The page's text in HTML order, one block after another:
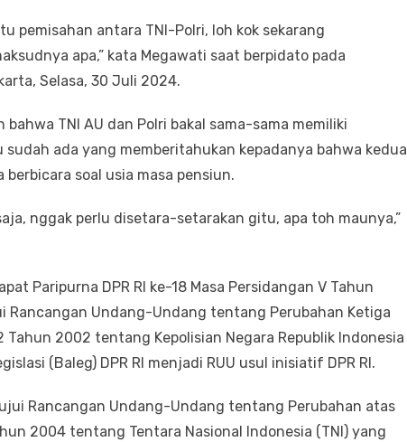
pemisahan antara TNI-Polri, loh kok sekarang
apa,” kata Megawati saat berpidato pada
Selasa, 30 Juli 2024.
TNI AU dan Polri bakal sama-sama memiliki
sudah ada yang memberitahukan kepadanya bahwa kedua
soal usia masa pensiun.
nggak perlu disetara-setarakan gitu, apa toh maunya,”
Paripurna DPR RI ke-18 Masa Persidangan V Tahun
Undang-Undang tentang Perubahan Ketiga
2002 tentang Kepolisian Negara Republik Indonesia
(Baleg) DPR RI menjadi RUU usul inisiatif DPR RI.
Rancangan Undang-Undang tentang Perubahan atas
2004 tentang Tentara Nasional Indonesia (TNI) yang